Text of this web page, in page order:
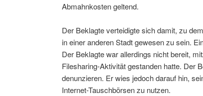
Abmahnkosten geltend.
Der Beklagte verteidigte sich damit, zu
in einer anderen Stadt gewesen zu sein.
Der Beklagte war allerdings nicht bereit,
Filesharing-Aktivität gestanden hatte. Der
denunzieren. Er wies jedoch darauf hin,
Internet-Tauschbörsen zu nutzen.